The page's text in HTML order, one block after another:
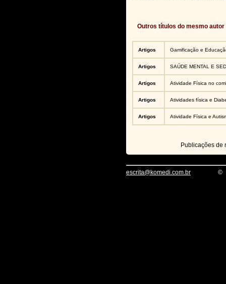
Outros títulos do mesmo autor
Artigos Gamificação e
Artigos SAÚDE MENTAL E
Artigos Atividade Física no
Artigos Atividades física e
Artigos Atividade Física e
Publicações de
escrita@komedi.com.br ©